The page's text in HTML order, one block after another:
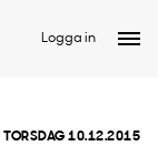
Logga in
TORSDAG 10.12.2015